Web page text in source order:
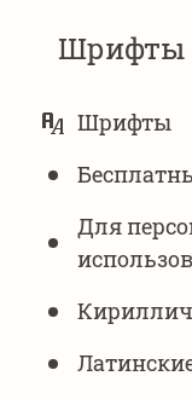
Шрифты
НАВИГАЦИЯ
Шрифты
Для